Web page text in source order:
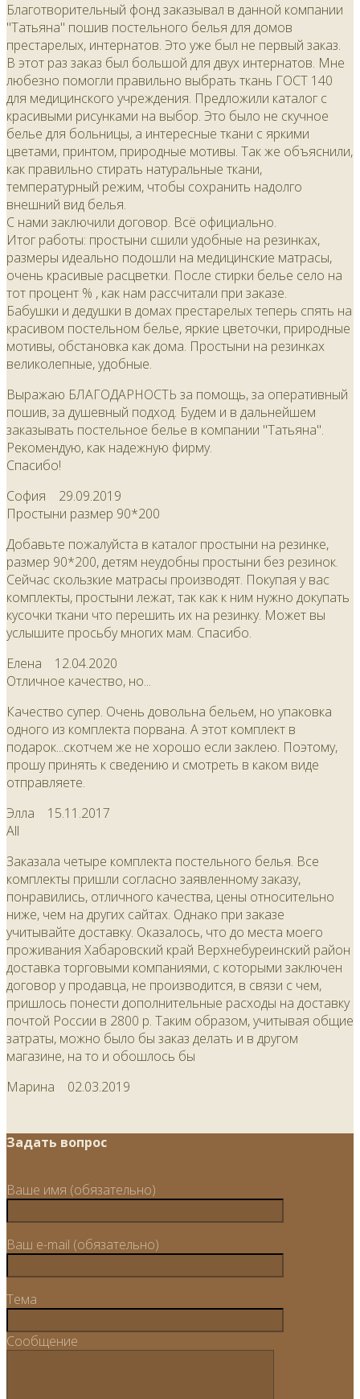
Благотворительный фонд заказывал в данной компании
"Татьяна" пошив постельного белья для домов
престарелых, интернатов. Это уже был не первый заказ.
В этот раз заказ был большой для двух интернатов. Мне
любезно помогли правильно выбрать ткань ГОСТ 140
для медицинского учреждения. Предложили каталог с
красивыми рисунками на выбор. Это было не скучное
белье для больницы, а интересные ткани с яркими
цветами, принтом, природные мотивы. Так же объяснили,
как правильно стирать натуральные ткани,
температурный режим, чтобы сохранить надолго
внешний вид белья.
С нами заключили договор. Всё официально.
Итог работы: простыни сшили удобные на резинках,
размеры идеально подошли на медицинские матрасы,
очень красивые расцветки. После стирки белье село на
тот процент % , как нам рассчитали при заказе.
Бабушки и дедушки в домах престарелых теперь спять на
красивом постельном белье, яркие цветочки, природные
мотивы, обстановка как дома. Простыни на резинках
великолепные, удобные.
Выражаю БЛАГОДАРНОСТЬ за помощь, за оперативный
пошив, за душевный подход. Будем и в дальнейшем
заказывать постельное белье в компании "Татьяна".
Рекомендую, как надежную фирму.
Спасибо!
София 29.09.2019
Простыни размер 90*200
Добавьте пожалуйста в каталог простыни на резинке,
размер 90*200, детям неудобны простыни без резинок.
Сейчас скользкие матрасы производят. Покупая у вас
комплекты, простыни лежат, так как к ним нужно докупать
кусочки ткани что перешить их на резинку. Может вы
услышите просьбу многих мам. Спасибо.
Елена 12.04.2020
Отличное качество, но...
Качество супер. Очень довольна бельем, но упаковка
одного из комплекта порвана. А этот комплект в
подарок...скотчем же не хорошо если заклею. Поэтому,
прошу принять к сведению и смотреть в каком виде
отправляете.
Элла 15.11.2017
All
Заказала четыре комплекта постельного белья. Все
комплекты пришли согласно заявленному заказу,
понравились, отличного качества, цены относительно
ниже, чем на других сайтах. Однако при заказе
учитывайте доставку. Оказалось, что до места моего
проживания Хабаровский край Верхнебуреинский район
доставка торговыми компаниями, с которыми заключен
договор у продавца, не производится, в связи с чем,
пришлось понести дополнительные расходы на доставку
почтой России в 2800 р. Таким образом, учитывая общие
затраты, можно было бы заказ делать и в другом
магазине, на то и обошлось бы
Марина 02.03.2019
Задать вопрос
Ваше имя (обязательно)
Ваш e-mail (обязательно)
Тема
Сообщение